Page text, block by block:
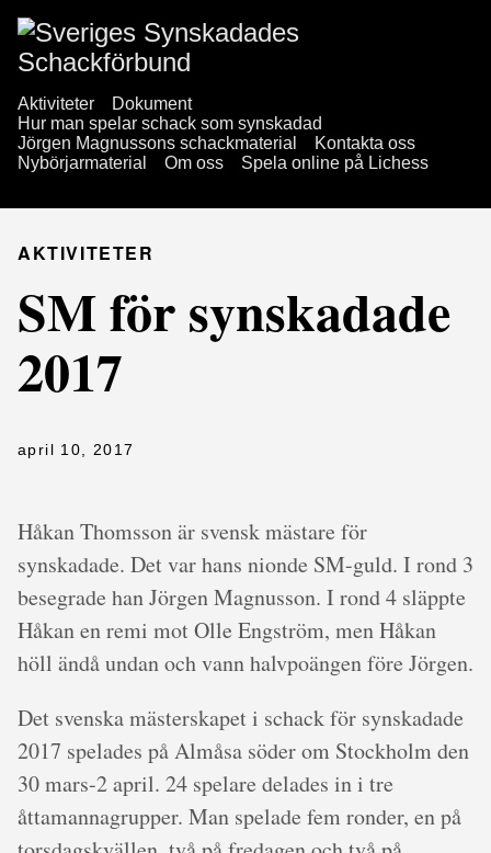
Aktiviteter
Dokument
Hur man spelar schack som synskadad
Jörgen Magnussons schackmaterial
Kontakta oss
Nybörjarmaterial
Om oss Spela online på Lichess
AKTIVITETER
SM för synskadade
2017
april 10, 2017
Håkan Thomsson är svensk mästare för
synskadade. Det var hans nionde SM-guld. I rond 3
besegrade han Jörgen Magnusson. I rond 4 släppte
Håkan en remi mot Olle Engström, men Håkan
höll ändå undan och vann halvpoängen före Jörgen.
Det svenska mästerskapet i schack för synskadade
2017 spelades på Almåsa söder om Stockholm den
30 mars-2 april. 24 spelare delades in i tre
åttamannagrupper. Man spelade fem ronder, en på